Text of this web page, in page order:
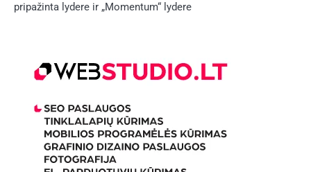
pripažinta lydere ir „Momentum“ lydere